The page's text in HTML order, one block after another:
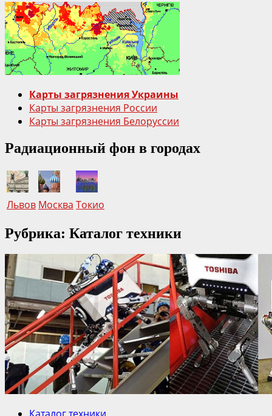
связи
хищников
Зоны
отчуждения:
что
расскажет
Карты загрязнения Украины
Карты загрязнения России
Карты загрязнения Белоруссии
Радиационный фон в городах
Львов Москва Токио
Рубрика: Каталог техники